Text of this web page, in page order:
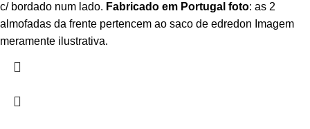
c/ bordado num lado. Fabricado em Portugal foto: as 2
almofadas da frente pertencem ao saco de edredon Imagem
meramente ilustrativa.